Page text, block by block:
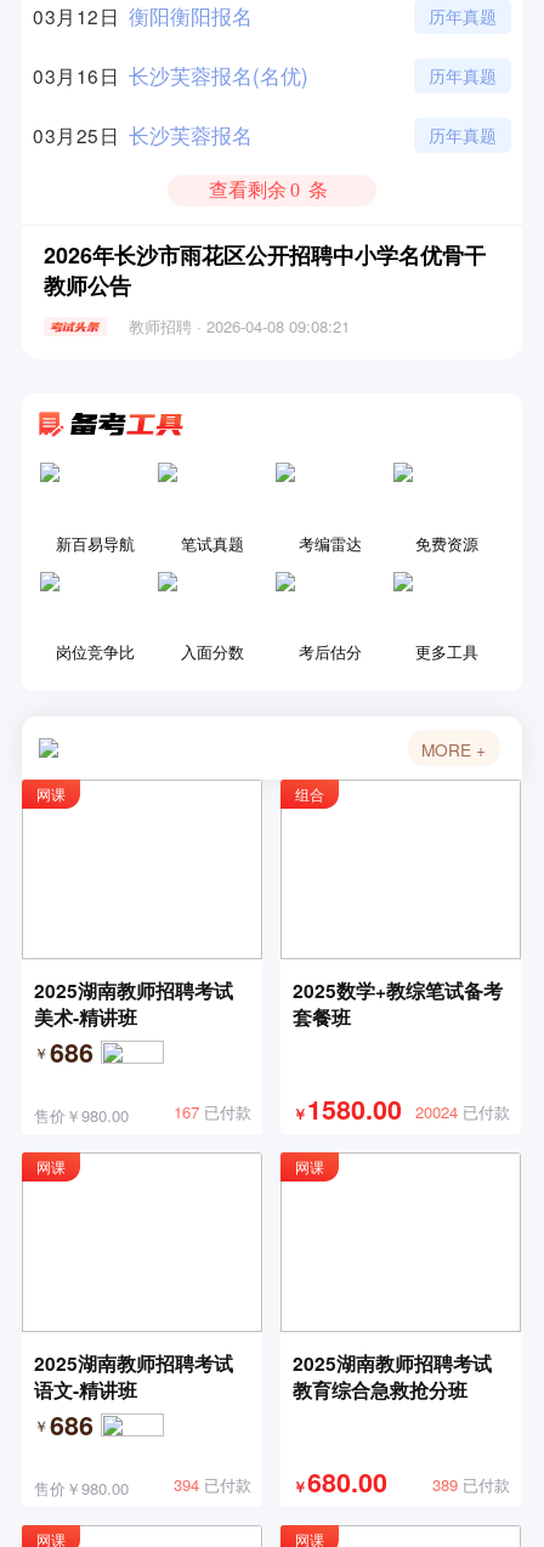
03月12日 衡阳衡阳报名 历年真题
03月16日 长沙芙蓉报名(名优) 历年真题
03月25日 长沙芙蓉报名 历年真题
查看剩余 0 条
2026年长沙市雨花区公开招聘中小学名优骨干
教师公告
教师招聘 · 2026-04-08 09:08:21
新百易导航 笔试真题 考编雷达 免费资源
岗位竞争比 入面分数 考后估分 更多工具
术科测试
MORE +
网课
2025湖南教师招聘考试
美术-精讲班
￥ 686
售价￥980.00 167 已付款
组合
2025数学+教综笔试备考
套餐班
￥1580.00 20024 已付款
网课
2025湖南教师招聘考试
语文-精讲班
￥ 686
售价￥980.00 394 已付款
网课
2025湖南教师招聘考试
教育综合急救抢分班
￥680.00 389 已付款
网课 网课